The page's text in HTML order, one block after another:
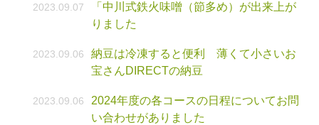
2023.09.07
「中川式鉄火味噌（節多め）が出来上が
りました
2023.09.06
納豆は冷凍すると便利 薄くて小さいお
宝さんDIRECTの納豆
2023.09.06
2024年度の各コースの日程についてお問
い合わせがありました